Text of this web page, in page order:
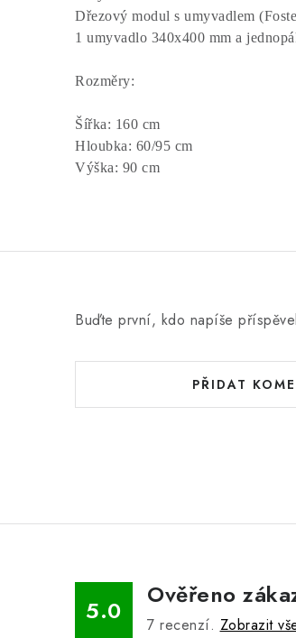
Dřezový modul s umyvadlem
1 umyvadlo 340x400 mm a
Rozměry:
Šířka: 160 cm
Hloubka: 60/95 cm
Výška: 90 cm
Buďte první, kdo napíše
PŘIDAT
5.0
Ověřeno
7 recenzí. Zobrazit